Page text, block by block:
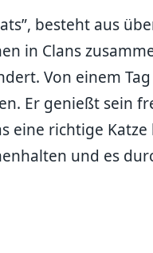
besteht aus
in Clans
Von einem
Er genießt sein
eine richtige
und es